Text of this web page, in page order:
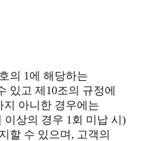
의 1에 해당하는
있고 제10조의 규정에
아니한 경우에는
이상의 경우 1회 미납 시)
할 수 있으며, 고객의